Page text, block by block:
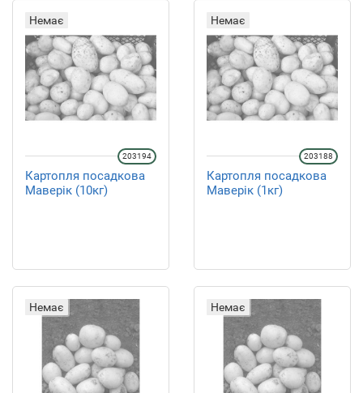
Немає
Картопля посадкова
Маверік (10кг)
203194
Немає
Картопля посадкова
Маверік (1кг)
203188
Немає Немає